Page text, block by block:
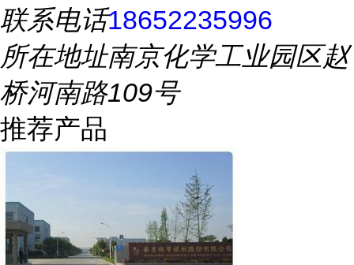
联系电话18652235996
所在地址南京化学工业园区赵
桥河南路109号
推荐产品